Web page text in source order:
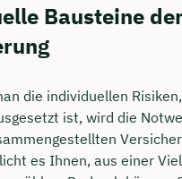
Bausteine
die individuellen
ist, wird die
es Ihnen, aus einer